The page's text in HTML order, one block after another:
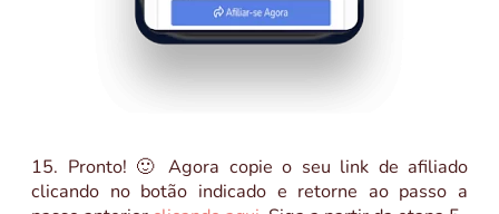
15. Pronto! 🙂 Agora copie o seu link de afiliado
clicando no botão indicado e retorne ao passo a